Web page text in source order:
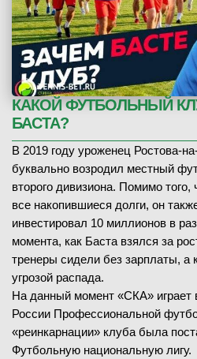
КАКОЙ ФУТБОЛЬНЫЙ
БАСТА?
В 2019 году уроженец Ростова-
буквально возродил местный
второго дивизиона. Помимо того,
все накопившиеся долги, он
инвестировал 10 миллионов в
момента, как Баста взялся за
тренеры сидели без зарплаты, а
угрозой распада.
На данный момент «СКА»
России Профессиональной
«реинкарнации» клуба была
Футбольную национальную лигу.